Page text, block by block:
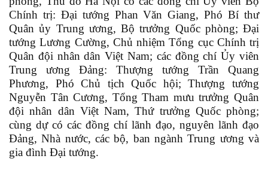
Chính trị: Đại tướng Phan Văn Giang, Phó Bí thư
Quân ủy Trung ương, Bộ trưởng Quốc phòng; Đại
tướng Lương Cường, Chủ nhiệm Tổng cục Chính trị
Quân đội nhân dân Việt Nam; các đồng chí Ủy viên
Trung ương Đảng: Thượng tướng Trần Quang
Phương, Phó Chủ tịch Quốc hội; Thượng tướng
Nguyễn Tân Cương, Tổng Tham mưu trưởng Quân
đội nhân dân Việt Nam, Thứ trưởng Quốc phòng;
cùng dự có các đồng chí lãnh đạo, nguyên lãnh đạo
Đảng, Nhà nước, các bộ, ban ngành Trung ương và
gia đình Đại tướng.